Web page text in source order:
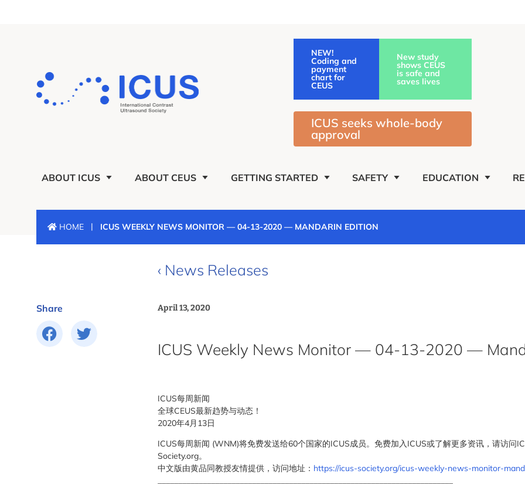
NEW!
Coding and
payment
chart for
CEUS
New study
shows CEUS
is safe and
saves lives
ICUS seeks whole-body
approval
ABOUT ICUS ABOUT CEUS GETTING STARTED SAFETY EDUCATION
HOME | ICUS WEEKLY NEWS MONITOR — 04-13-2020 — MANDARIN EDITION
‹ News Releases
Share April 13, 2020
ICUS Weekly News Monitor — 04-13-2020 —
ICUS每周新闻
全球CEUS最新趋势与动态！
2020年4月13日
ICUS每周新闻 (WNM)将免费发送给60个国家的ICUS成员。免费加入ICUS或了解更多资讯，请访问
Society.org。
中文版由黄品同教授友情提供，访问地址： https://icus-society.org/icus-weekly-news-monitor-